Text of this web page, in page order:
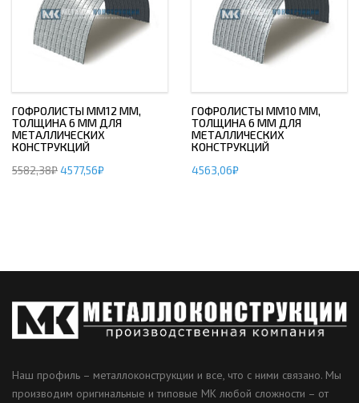
ГОФРОЛИСТЫ ММ12 ММ,
ТОЛЩИНА 6 ММ ДЛЯ
МЕТАЛЛИЧЕСКИХ
КОНСТРУКЦИЙ
5582,38₽4577,56₽
ГОФРОЛИСТЫ ММ10 ММ,
ТОЛЩИНА 6 ММ ДЛЯ
МЕТАЛЛИЧЕСКИХ
КОНСТРУКЦИЙ
4563,06₽
Наш профиль – металлоконструкции и все, что с ними связано. Мы
производим оригинальные и типовые МК любой сложности – от